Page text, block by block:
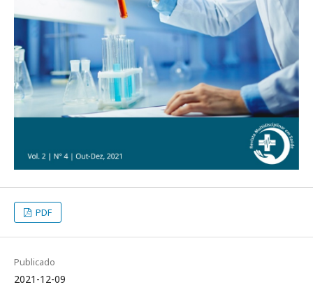
PDF
Publicado
2021-12-09